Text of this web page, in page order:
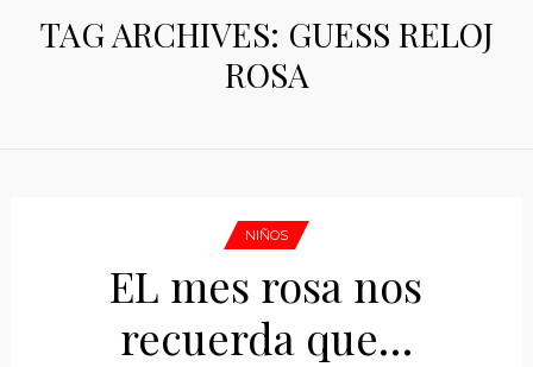
TAG ARCHIVES: GUESS RELOJ
ROSA
NIÑOS
EL mes rosa nos
recuerda que…